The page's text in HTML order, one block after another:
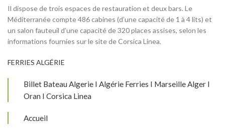
Il dispose de trois espaces de restauration et deux bars. Le
Méditerranée compte 486 cabines (d’une capacité de 1 à 4 lits) et
un salon fauteuil d’une capacité de 320 places assises, selon les
informations fournies sur le site de Corsica Linea.
FERRIES ALGÉRIE
Billet Bateau Algerie I Algérie Ferries I Marseille Alger I
Oran I Corsica Linea
Accueil